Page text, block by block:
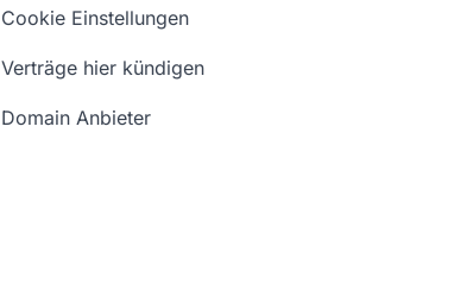
Cookie Einstellungen
Verträge hier kündigen
Domain Anbieter